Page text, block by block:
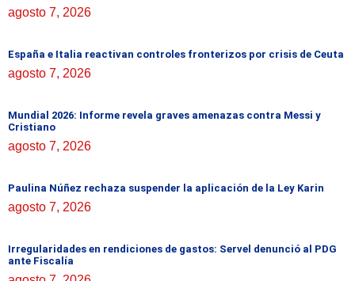
agosto 7, 2026
España e Italia reactivan controles fronterizos por crisis de Ceuta
agosto 7, 2026
Mundial 2026: Informe revela graves amenazas contra Messi y
Cristiano
agosto 7, 2026
Paulina Núñez rechaza suspender la aplicación de la Ley Karin
agosto 7, 2026
Irregularidades en rendiciones de gastos: Servel denunció al PDG
ante Fiscalía